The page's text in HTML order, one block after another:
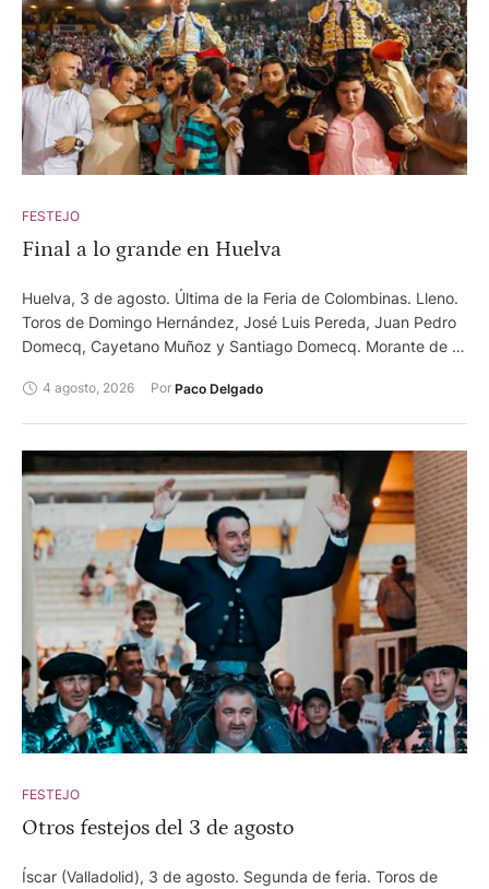
FESTEJO
Final a lo grande en Huelva
Huelva, 3 de agosto. Última de la Feria de Colombinas. Lleno.
Toros de Domingo Hernández, José Luis Pereda, Juan Pedro
Domecq, Cayetano Muñoz y Santiago Domecq. Morante de la
David de Miranda, oreja y dos orejas y rabo.
4 agosto, 2026 Por Paco Delgado
FESTEJO
Otros festejos del 3 de agosto
Íscar (Valladolid), 3 de agosto. Segunda de feria. Toros de